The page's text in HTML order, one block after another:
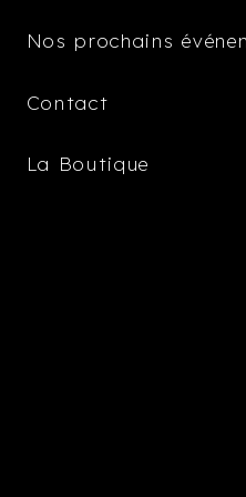
Nos prochains
Contact
La Boutique